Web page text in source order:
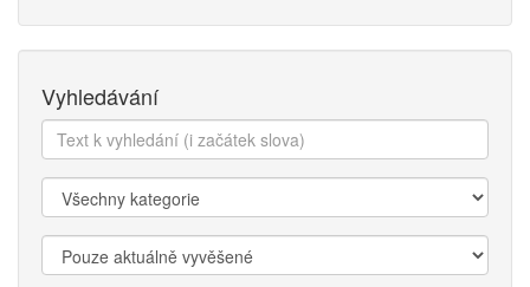
Vyhledávání
Text
k
vyhledání:
Kategorie:
Zobrazit: